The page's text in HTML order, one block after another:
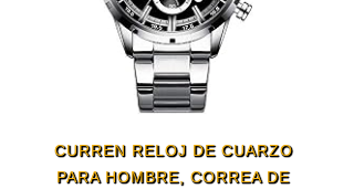
CURREN RELOJ DE CUARZO
PARA HOMBRE, CORREA DE